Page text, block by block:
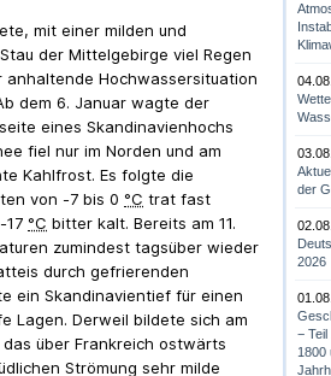
mit einer milden und
der Mittelgebirge viel Regen
Hochwassersituation
dem 6. Januar wagte der
eines Skandinavienhochs
fiel nur im Norden und am
Kahlfrost. Es folgte die
von -7 bis 0 °C trat fast
17 °C bitter kalt. Bereits am 11.
zumindest tagsüber wieder
durch gefrierenden
ein Skandinavientief für einen
Lagen. Derweil bildete sich am
über Frankreich ostwärts
Strömung sehr milde
der
2026
−
1800